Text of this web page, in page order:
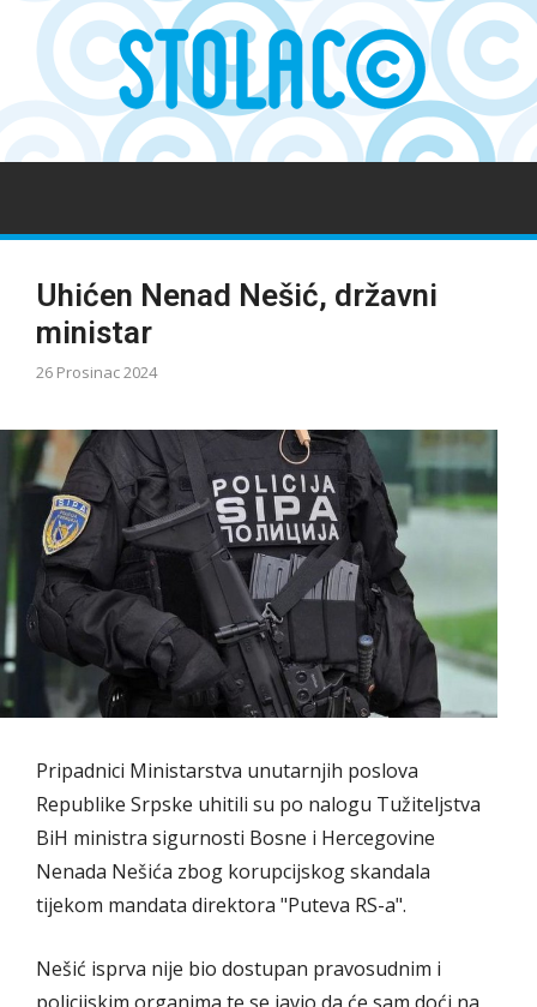
Uhićen Nenad Nešić, državni
ministar
26 Prosinac 2024
Pripadnici Ministarstva unutarnjih poslova
Republike Srpske uhitili su po nalogu Tužiteljstva
BiH ministra sigurnosti Bosne i Hercegovine
Nenada Nešića zbog korupcijskog skandala
tijekom mandata direktora "Puteva RS-a".
Nešić isprva nije bio dostupan pravosudnim i